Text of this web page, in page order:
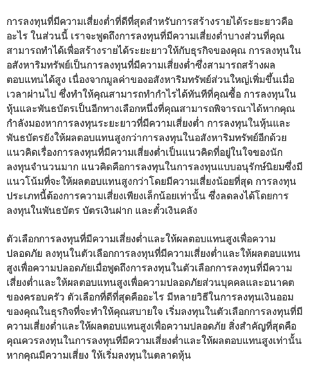
การลงทุนที่มีความเสี่ยงต่ำที่ดีที่สุดสำหรับการสร้างรายได้ระยะยาวคือ
อะไร ในส่วนนี้ เราจะพูดถึงการลงทุนที่มีความเสี่ยงต่ำบางส่วนที่คุณ
สามารถทำได้เพื่อสร้างรายได้ระยะยาวให้กับธุรกิจของคุณ การลงทุนใน
อสังหาริมทรัพย์เป็นการลงทุนที่มีความเสี่ยงต่ำซึ่งสามารถสร้างผล
ตอบแทนได้สูง เนื่องจากมูลค่าของอสังหาริมทรัพย์ส่วนใหญ่เพิ่มขึ้นเมื่อ
เวลาผ่านไป ซึ่งทำให้คุณสามารถทำกำไรได้ทันทีที่คุณซื้อ การลงทุนใน
หุ้นและพันธบัตรเป็นอีกทางเลือกหนึ่งที่คุณสามารถพิจารณาได้หากคุณ
กำลังมองหาการลงทุนระยะยาวที่มีความเสี่ยงต่ำ การลงทุนในหุ้นและ
พันธบัตรยังให้ผลตอบแทนสูงกว่าการลงทุนในอสังหาริมทรัพย์อีกด้วย
แนวคิดเรื่องการลงทุนที่มีความเสี่ยงต่ำเป็นแนวคิดที่อยู่ในใจของนัก
ลงทุนจำนวนมาก แนวคิดคือการลงทุนในการลงทุนแบบอนุรักษ์นิยมซึ่งมี
แนวโน้มที่จะให้ผลตอบแทนสูงกว่าโดยมีความเสี่ยงน้อยที่สุด การลงทุน
ประเภทนี้ต้องการความเสี่ยงเพียงเล็กน้อยเท่านั้น ซึ่งลดลงได้โดยการ
ลงทุนในพันธบัตร บัตรเงินฝาก และตั๋วเงินคลัง
ตัวเลือกการลงทุนที่มีความเสี่ยงต่ำและให้ผลตอบแทนสูงเพื่อความ
ปลอดภัย ลงทุนในตัวเลือกการลงทุนที่มีความเสี่ยงต่ำและให้ผลตอบแทน
สูงเพื่อความปลอดภัยเมื่อพูดถึงการลงทุนในตัวเลือกการลงทุนที่มีความ
เสี่ยงต่ำและให้ผลตอบแทนสูงเพื่อความปลอดภัยส่วนบุคคลและอนาคต
ของครอบครัว ตัวเลือกที่ดีที่สุดคืออะไร มีหลายวิธีในการลงทุนเงินออม
ของคุณในธุรกิจที่จะทำให้คุณสบายใจ เริ่มลงทุนในตัวเลือกการลงทุนที่มี
ความเสี่ยงต่ำและให้ผลตอบแทนสูงเพื่อความปลอดภัย สิ่งสำคัญที่สุดคือ
คุณควรลงทุนในการลงทุนที่มีความเสี่ยงต่ำและให้ผลตอบแทนสูงเท่านั้น
หากคุณมีความเสี่ยง ให้เริ่มลงทุนในตลาดหุ้น